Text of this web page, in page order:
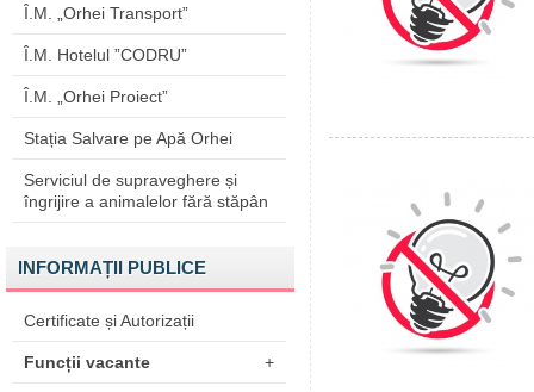
Î.M. „Orhei Transport”
Î.M. Hotelul ”CODRU”
Î.M. „Orhei Proiect”
Stația Salvare pe Apă Orhei
Serviciul de supraveghere și
îngrijire a animalelor fără stăpân
INFORMAȚII PUBLICE
Certificate și Autorizații
Funcții vacante +